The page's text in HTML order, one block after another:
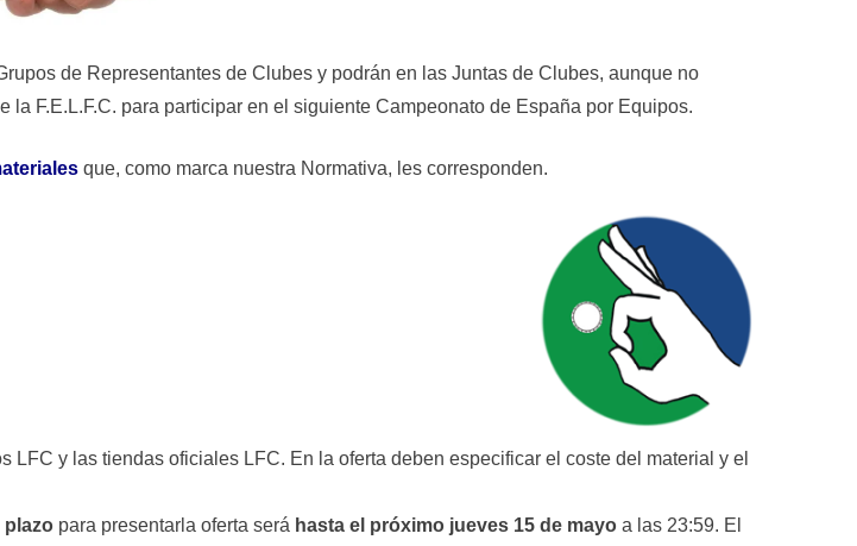
de Representantes de Clubes y podrán en las Juntas de Clubes, aunque no
F.E.L.F.C. para participar en el siguiente Campeonato de España por Equipos.
que, como marca nuestra Normativa, les corresponden.
y las tiendas oficiales LFC. En la oferta deben especificar el coste del material y el
plazo para presentarla oferta será hasta el próximo jueves 15 de mayo a las 23:59. El